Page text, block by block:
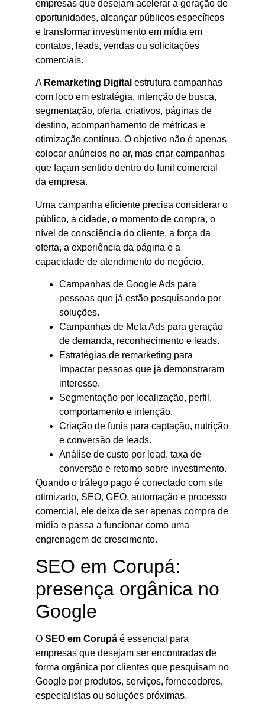
empresas que desejam acelerar a geração de
oportunidades, alcançar públicos específicos
e transformar investimento em mídia em
contatos, leads, vendas ou solicitações
comerciais.
A Remarketing Digital estrutura campanhas
com foco em estratégia, intenção de busca,
segmentação, oferta, criativos, páginas de
destino, acompanhamento de métricas e
otimização contínua. O objetivo não é apenas
colocar anúncios no ar, mas criar campanhas
que façam sentido dentro do funil comercial
da empresa.
Uma campanha eficiente precisa considerar o
público, a cidade, o momento de compra, o
nível de consciência do cliente, a força da
oferta, a experiência da página e a
capacidade de atendimento do negócio.
Campanhas de Google Ads para
pessoas que já estão pesquisando por
soluções.
Campanhas de Meta Ads para geração
de demanda, reconhecimento e leads.
Estratégias de remarketing para
impactar pessoas que já demonstraram
interesse.
Segmentação por localização, perfil,
comportamento e intenção.
Criação de funis para captação, nutrição
e conversão de leads.
Análise de custo por lead, taxa de
conversão e retorno sobre investimento.
Quando o tráfego pago é conectado com site
otimizado, SEO, GEO, automação e processo
comercial, ele deixa de ser apenas compra de
mídia e passa a funcionar como uma
engrenagem de crescimento.
SEO em Corupá:
presença orgânica no
Google
O SEO em Corupá é essencial para
empresas que desejam ser encontradas de
forma orgânica por clientes que pesquisam no
Google por produtos, serviços, fornecedores,
especialistas ou soluções próximas.